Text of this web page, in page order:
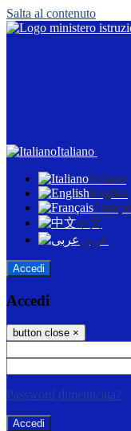
Salta al contenuto
Italiano
Italiano
English
中文
عربى
Accedi
Accedi
button close ×
Password dimenticata?